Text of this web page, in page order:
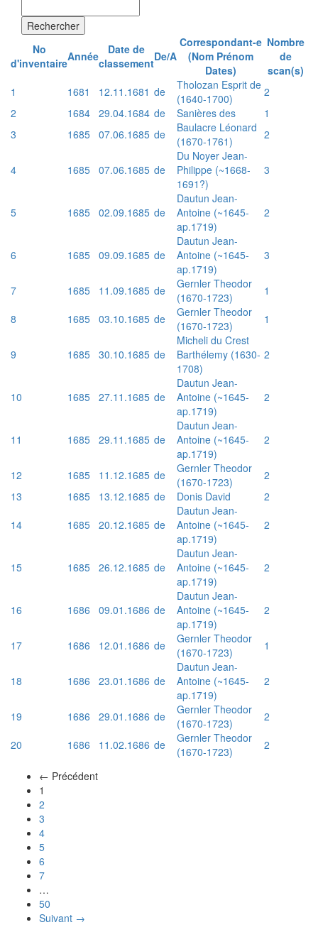
Rechercher
No
d'inventaireAnnée
Date de
classementDe/A
Correspondant-e
(Nom Prénom
Dates)
Nombre
de
scan(s)
1
1681 12.11.1681 de
Tholozan Esprit de
(1640-1700)
2
2
1684 29.04.1684 de Sanières des
1
3
1685 07.06.1685 de
Baulacre Léonard
(1670-1761)
2
4 1685 07.06.1685 de
Du Noyer Jean-
Philippe (~1668-
1691?)
3
5 1685 02.09.1685 de
Dautun Jean-
Antoine (~1645-
ap.1719)
2
6 1685 09.09.1685 de
Dautun Jean-
Antoine (~1645-
ap.1719)
3
7 1685 11.09.1685 de
Gernler Theodor
(1670-1723)
1
8
1685 03.10.1685 de
Gernler Theodor
(1670-1723)
1
9 1685 30.10.1685 de
Micheli du Crest
Barthélemy (1630-
1708)
2
10 1685 27.11.1685 de
Dautun Jean-
Antoine (~1645-
ap.1719)
2
11 1685 29.11.1685 de
Dautun Jean-
Antoine (~1645-
ap.1719)
2
12 1685 11.12.1685 de
Gernler Theodor
(1670-1723)
2
13
1685 13.12.1685 de Donis David
2
14
1685 20.12.1685 de
Dautun Jean-
Antoine (~1645-
ap.1719)
2
15 1685 26.12.1685 de
Dautun Jean-
Antoine (~1645-
ap.1719)
2
16 1686 09.01.1686 de
Dautun Jean-
Antoine (~1645-
ap.1719)
2
17 1686 12.01.1686 de
Gernler Theodor
(1670-1723)
1
18 1686 23.01.1686 de
Dautun Jean-
Antoine (~1645-
ap.1719)
2
19 1686 29.01.1686 de
Gernler Theodor
(1670-1723)
2
20
1686 11.02.1686 de
Gernler Theodor
(1670-1723)
2
← Précédent
1
2
3
4
5
6
7
…
50
Suivant →